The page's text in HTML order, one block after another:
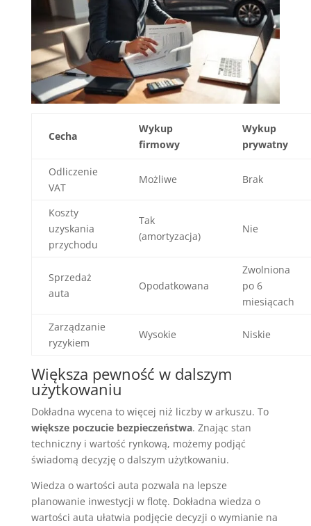
Cecha
Wykup
firmowy
Wykup
prywatny
Odliczenie
VAT
Możliwe Brak
Koszty
uzyskania
przychodu
Tak
(amortyzacja)
Nie
Sprzedaż
auta
Opodatkowana
Zwolniona
po 6
miesiącach
Zarządzanie
ryzykiem
Wysokie Niskie
Większa pewność w dalszym
użytkowaniu
Dokładna wycena to więcej niż liczby w arkuszu. To
większe poczucie bezpieczeństwa. Znając stan
techniczny i wartość rynkową, możemy podjąć
świadomą decyzję o dalszym użytkowaniu.
Wiedza o wartości auta pozwala na lepsze
planowanie inwestycji w flotę. Dokładna wiedza o
wartości auta ułatwia podjęcie decyzji o wymianie na